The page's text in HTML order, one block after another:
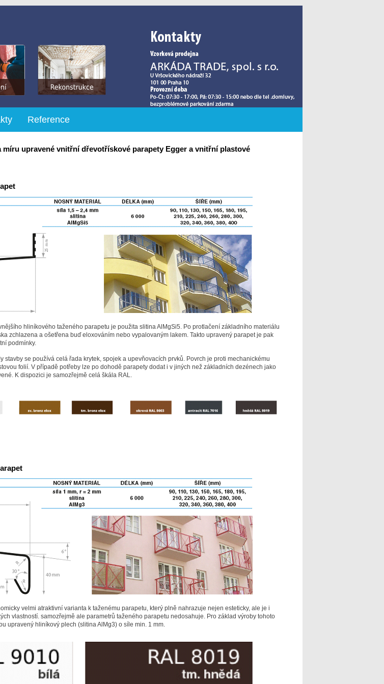
Reference
míru upravené vnitřní dřevotřískové parapety Egger a vnitřní plastové
hliníkového taženého parapetu je použita slitina AlMgSi5. Po protlačení základního materiálu
zchlazena a ošetřena buď eloxováním nebo vypalovaným lakem. Takto upravený parapet je pak
podmínky.
stavby se používá celá řada krytek, spojek a upevňovacích prvků. Povrch je proti mechanickému
folií. V případě potřeby lze po dohodě parapety dodat i v jiných než základních dezénech jako
K dispozici je samozřejmě celá škála RAL.
velmi atraktivní varianta k taženému parapetu, který plně nahrazuje nejen esteticky, ale je i
vlastností. samozřejmě ale parametrů taženého parapetu nedosahuje. Pro základ výroby tohoto
upravený hliníkový plech (slitina AlMg3) o síle min. 1 mm.